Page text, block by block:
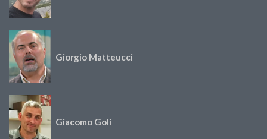
Giorgio Matteucci
Giacomo Goli